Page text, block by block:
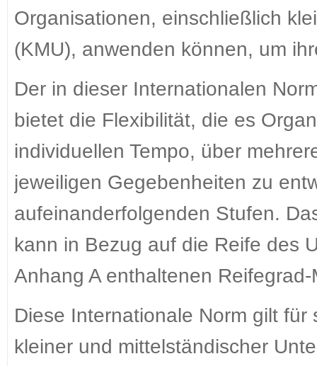
Organisationen, einschließlich
(KMU), anwenden können, um
Der in dieser Internationalen
bietet die Flexibilität, die es
individuellen Tempo, über
jeweiligen Gegebenheiten zu
aufeinanderfolgenden Stufen.
kann in Bezug auf die Reife des
Anhang A enthaltenen
Diese Internationale Norm gilt
kleiner und mittelständischer